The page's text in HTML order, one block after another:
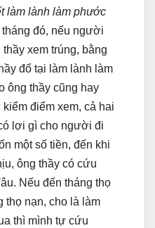
làm lành làm phước
đó, nếu người
xem trúng, bằng
đổ tại làm lành làm
ông thầy cũng hay
điểm xem, cả hai
lợi gì cho người đi
một số tiền, đến khi
ông thầy có cứu
Nếu đến tháng thọ
thọ nạn, cho là làm
thì mình tự cứu